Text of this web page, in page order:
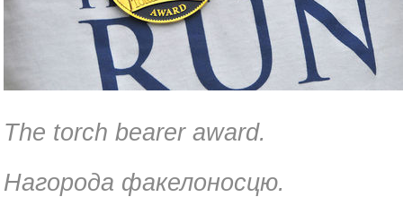
The torch bearer award.
Нагорода факелоносцю.